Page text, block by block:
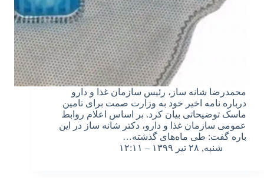
محمدرضا شانه ساز، رئیس سازمان غذا و دارو
درباره نامه اخیر خود به وزارت صمت برای تامین
ماسک توضیحاتی بیان کرد. بر اساس اعلام روابط
عمومی سازمان غذا و دارو، دکتر شانه ساز در این
باره گفت: طی ماه‌های گذشته…
شنبه, ۲۸ تیر ۱۳۹۹ – ۱۲:۱۱